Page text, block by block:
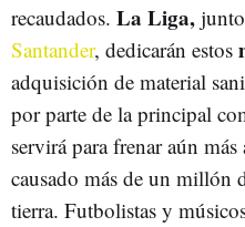
recaudados. La Liga,
Santander, dedicarán estos
adquisición de material
por parte de la principal
servirá para frenar aún
causado más de un millón
tierra. Futbolistas y